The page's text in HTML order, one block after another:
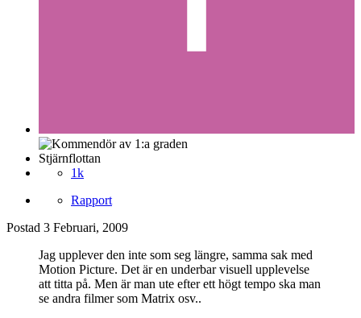
Stjärnflottan
1k
Rapport
Postad 3 Februari, 2009
Jag upplever den inte som seg längre, samma sak med
Motion Picture. Det är en underbar visuell upplevelse
att titta på. Men är man ute efter ett högt tempo ska man
se andra filmer som Matrix osv..